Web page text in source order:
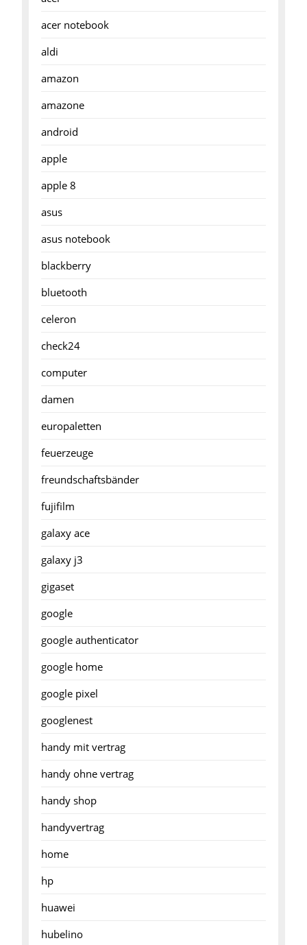
acer notebook
aldi
amazon
amazone
android
apple
apple 8
asus
asus notebook
blackberry
bluetooth
celeron
check24
computer
damen
europaletten
feuerzeuge
freundschaftsbänder
fujifilm
galaxy ace
galaxy j3
gigaset
google
google authenticator
google home
google pixel
googlenest
handy mit vertrag
handy ohne vertrag
handy shop
handyvertrag
home
hp
huawei
hubelino